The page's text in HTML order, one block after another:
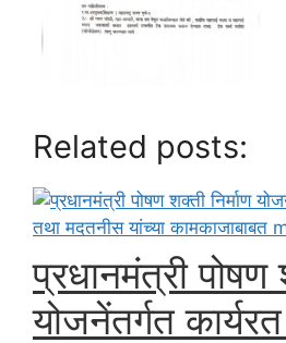
Related posts:
प्रधानमंत्री पोषण
योजनेंतर्गत